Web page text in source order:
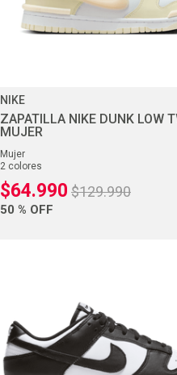
NIKE
ZAPATILLA NIKE DUNK LOW
MUJER
mujer
2 colores
$64.990 $129.990
50 % OFF